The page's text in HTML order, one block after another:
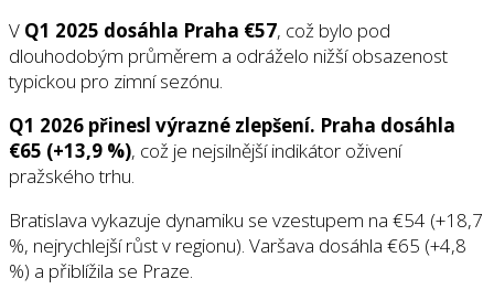
V Q1 2025 dosáhla Praha €57, což bylo pod
dlouhodobým průměrem a odráželo nižší obsazenost
typickou pro zimní sezónu.
Q1 2026 přinesl výrazné zlepšení. Praha dosáhla
€65 (+13,9 %), což je nejsilnější indikátor oživení
pražského trhu.
Bratislava vykazuje dynamiku se vzestupem na €54 (+18,7
%, nejrychlejší růst v regionu). Varšava dosáhla €65 (+4,8
%) a přiblížila se Praze.